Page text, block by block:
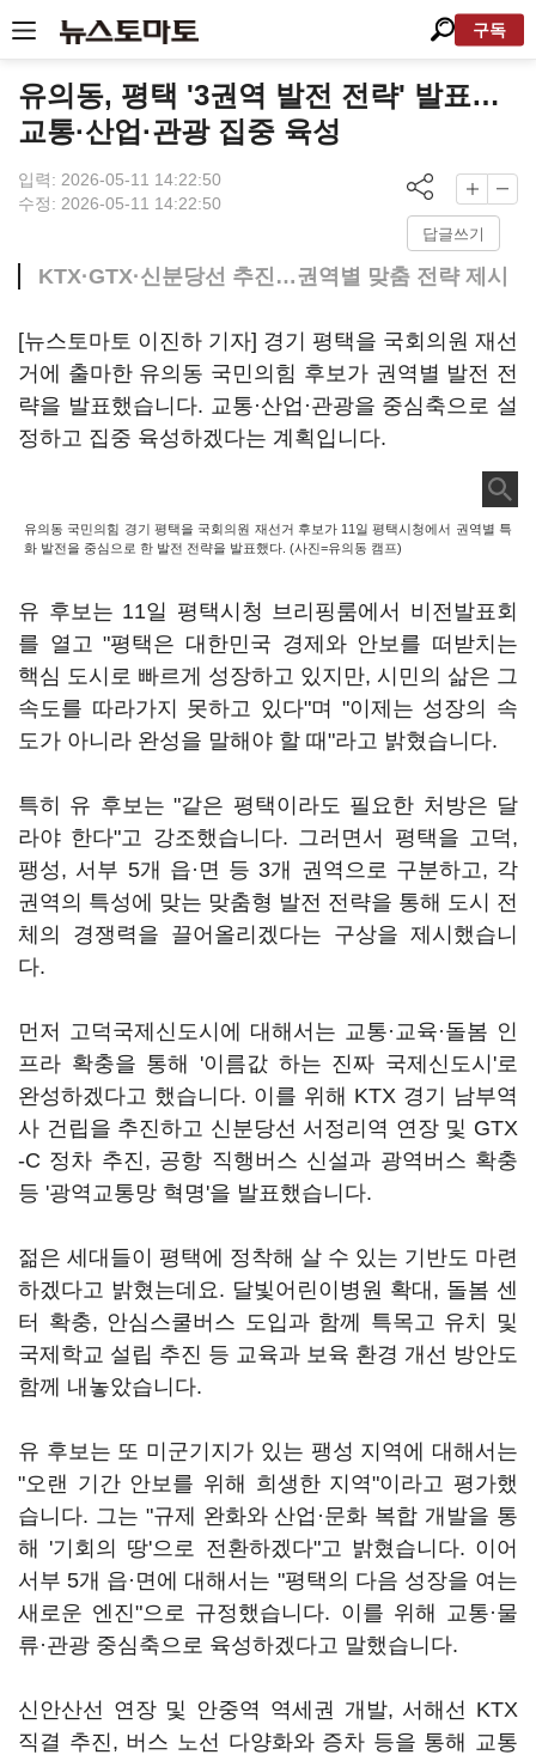
구독
유의동, 평택 '3권역 발전 전략' 발표…
교통·산업·관광 집중 육성
입력: 2026-05-11 14:22:50
수정: 2026-05-11 14:22:50
답글쓰기
KTX·GTX·신분당선 추진…권역별 맞춤 전략 제시
[뉴스토마토 이진하 기자] 경기 평택을 국회의원 재선
거에 출마한 유의동 국민의힘 후보가 권역별 발전 전
략을 발표했습니다. 교통·산업·관광을 중심축으로 설
정하고 집중 육성하겠다는 계획입니다.
유의동 국민의힘 경기 평택을 국회의원 재선거 후보가 11일 평택시청에서 권역별 특
화 발전을 중심으로 한 발전 전략을 발표했다. (사진=유의동 캠프)
유 후보는 11일 평택시청 브리핑룸에서 비전발표회
를 열고 "평택은 대한민국 경제와 안보를 떠받치는
핵심 도시로 빠르게 성장하고 있지만, 시민의 삶은 그
속도를 따라가지 못하고 있다"며 "이제는 성장의 속
도가 아니라 완성을 말해야 할 때"라고 밝혔습니다.
특히 유 후보는 "같은 평택이라도 필요한 처방은 달
라야 한다"고 강조했습니다. 그러면서 평택을 고덕,
팽성, 서부 5개 읍·면 등 3개 권역으로 구분하고, 각
권역의 특성에 맞는 맞춤형 발전 전략을 통해 도시 전
체의 경쟁력을 끌어올리겠다는 구상을 제시했습니
다.
먼저 고덕국제신도시에 대해서는 교통·교육·돌봄 인
프라 확충을 통해 '이름값 하는 진짜 국제신도시'로
완성하겠다고 했습니다. 이를 위해 KTX 경기 남부역
사 건립을 추진하고 신분당선 서정리역 연장 및 GTX
-C 정차 추진, 공항 직행버스 신설과 광역버스 확충
등 '광역교통망 혁명'을 발표했습니다.
젊은 세대들이 평택에 정착해 살 수 있는 기반도 마련
하겠다고 밝혔는데요. 달빛어린이병원 확대, 돌봄 센
터 확충, 안심스쿨버스 도입과 함께 특목고 유치 및
국제학교 설립 추진 등 교육과 보육 환경 개선 방안도
함께 내놓았습니다.
유 후보는 또 미군기지가 있는 팽성 지역에 대해서는
"오랜 기간 안보를 위해 희생한 지역"이라고 평가했
습니다. 그는 "규제 완화와 산업·문화 복합 개발을 통
해 '기회의 땅'으로 전환하겠다"고 밝혔습니다. 이어
서부 5개 읍·면에 대해서는 "평택의 다음 성장을 여는
새로운 엔진"으로 규정했습니다. 이를 위해 교통·물
류·관광 중심축으로 육성하겠다고 말했습니다.
신안산선 연장 및 안중역 역세권 개발, 서해선 KTX
직결 추진, 버스 노선 다양화와 증차 등을 통해 교통